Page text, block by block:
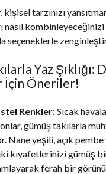
kişisel tarzınızı
nasıl
seçeneklerle
Yaz Şıklığı:
İçin Öneriler!
Renkler:Sıcak
gümüş takılarla
Nane yeşili, açık
kıyafetlerinizi gümüş
ferah bir